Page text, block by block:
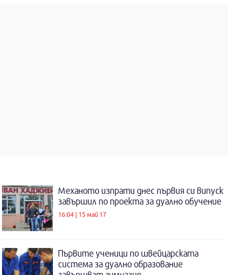
Механото изпрати днес първия си випуск
завършил по проекта за дуално обучение
16:04 | 15 май 17
Първите ученици по швейцарската
система за дуално образование